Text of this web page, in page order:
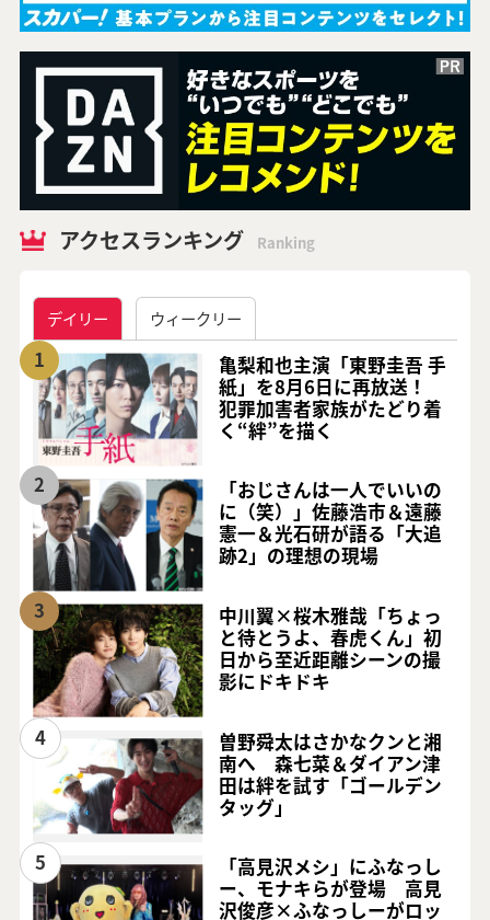
アクセスランキング Ranking
デイリー ウィークリー
1
亀梨和也主演「東野圭吾 手
紙」を8月6日に再放送！
犯罪加害者家族がたどり着
く“絆”を描く
2
「おじさんは一人でいいの
に（笑）」佐藤浩市＆遠藤
憲一＆光石研が語る「大追
跡2」の理想の現場
3
中川翼×桜木雅哉「ちょっ
と待とうよ、春虎くん」初
日から至近距離シーンの撮
影にドキドキ
4
曽野舜太はさかなクンと湘
南へ 森七菜＆ダイアン津
田は絆を試す「ゴールデン
タッグ」
5
「高見沢メシ」にふなっし
ー、モナキらが登場 高見
沢俊彦×ふなっしーがロッ